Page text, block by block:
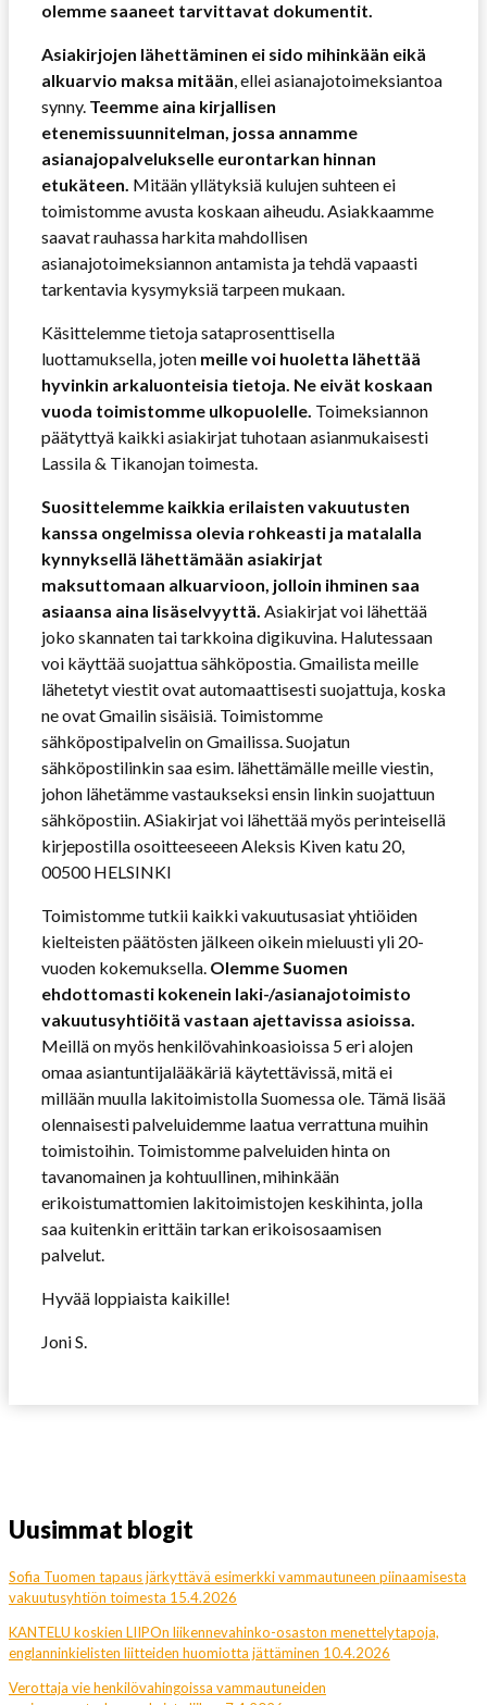
olemme saaneet tarvittavat dokumentit.
Asiakirjojen lähettäminen ei sido mihinkään eikä
alkuarvio maksa mitään, ellei asianajotoimeksiantoa
synny. Teemme aina kirjallisen
etenemissuunnitelman, jossa annamme
asianajopalvelukselle eurontarkan hinnan
etukäteen. Mitään yllätyksiä kulujen suhteen ei
toimistomme avusta koskaan aiheudu. Asiakkaamme
saavat rauhassa harkita mahdollisen
asianajotoimeksiannon antamista ja tehdä vapaasti
tarkentavia kysymyksiä tarpeen mukaan.
Käsittelemme tietoja sataprosenttisella
luottamuksella, joten meille voi huoletta lähettää
hyvinkin arkaluonteisia tietoja. Ne eivät koskaan
vuoda toimistomme ulkopuolelle. Toimeksiannon
päätyttyä kaikki asiakirjat tuhotaan asianmukaisesti
Lassila & Tikanojan toimesta.
Suosittelemme kaikkia erilaisten vakuutusten
kanssa ongelmissa olevia rohkeasti ja matalalla
kynnyksellä lähettämään asiakirjat
maksuttomaan alkuarvioon, jolloin ihminen saa
asiaansa aina lisäselvyyttä. Asiakirjat voi lähettää
joko skannaten tai tarkkoina digikuvina. Halutessaan
voi käyttää suojattua sähköpostia. Gmailista meille
lähetetyt viestit ovat automaattisesti suojattuja, koska
ne ovat Gmailin sisäisiä. Toimistomme
sähköpostipalvelin on Gmailissa. Suojatun
sähköpostilinkin saa esim. lähettämälle meille viestin,
johon lähetämme vastaukseksi ensin linkin suojattuun
sähköpostiin. ASiakirjat voi lähettää myös perinteisellä
kirjepostilla osoitteeseeen Aleksis Kiven katu 20,
00500 HELSINKI
Toimistomme tutkii kaikki vakuutusasiat yhtiöiden
kielteisten päätösten jälkeen oikein mieluusti yli 20-
vuoden kokemuksella. Olemme Suomen
ehdottomasti kokenein laki-/asianajotoimisto
vakuutusyhtiöitä vastaan ajettavissa asioissa.
Meillä on myös henkilövahinkoasioissa 5 eri alojen
omaa asiantuntijalääkäriä käytettävissä, mitä ei
millään muulla lakitoimistolla Suomessa ole. Tämä lisää
olennaisesti palveluidemme laatua verrattuna muihin
toimistoihin. Toimistomme palveluiden hinta on
tavanomainen ja kohtuullinen, mihinkään
erikoistumattomien lakitoimistojen keskihinta, jolla
saa kuitenkin erittäin tarkan erikoisosaamisen
palvelut.
Hyvää loppiaista kaikille!
Joni S.
Uusimmat blogit
Sofia Tuomen tapaus järkyttävä esimerkki vammautuneen piinaamisesta
vakuutusyhtiön toimesta 15.4.2026
KANTELU koskien LIIPOn liikennevahinko-osaston menettelytapoja,
englanninkielisten liitteiden huomiotta jättäminen 10.4.2026
Verottaja vie henkilövahingoissa vammautuneiden